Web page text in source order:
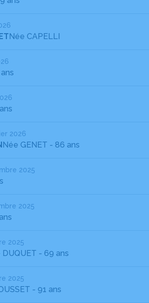
Née CAPELLI
2026
Née GENET - 86 ans
2025
2025
2025
DUQUET - 69 ans
2025
- 91 ans